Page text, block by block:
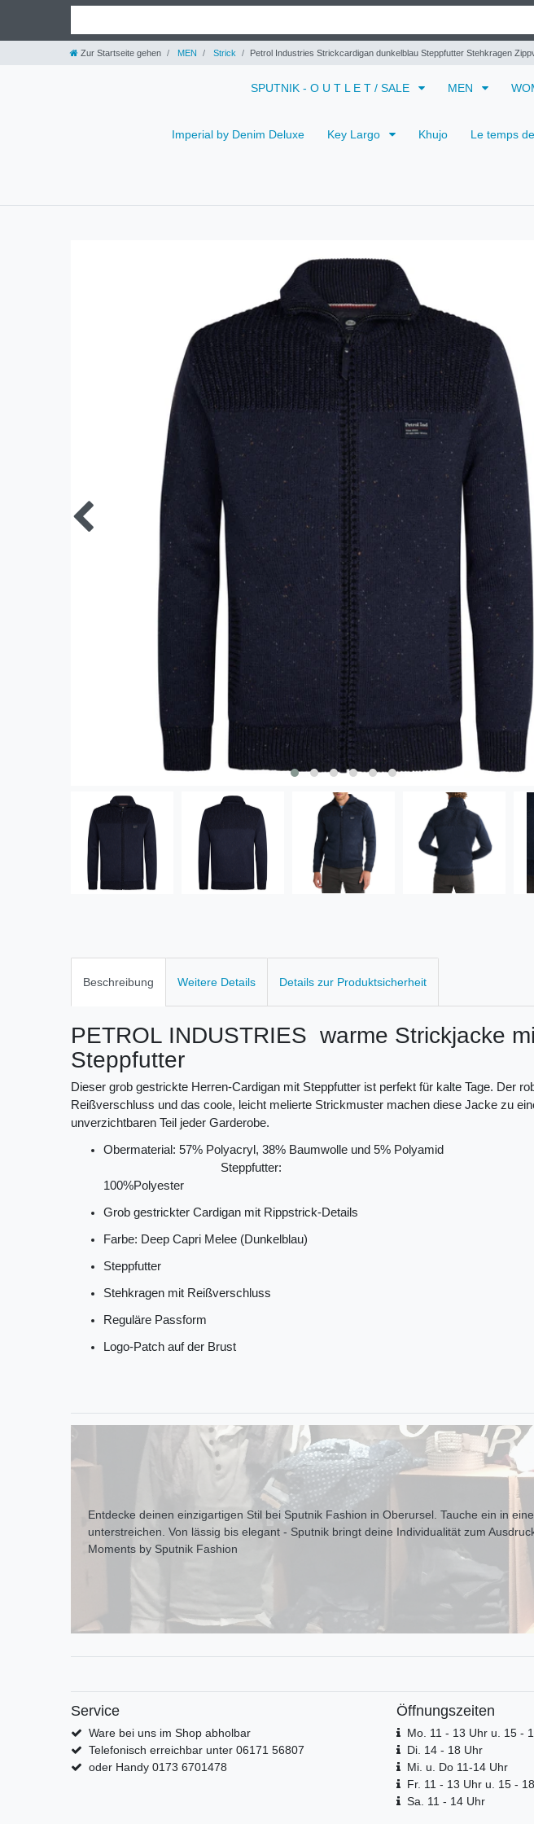
Zur Startseite gehen MEN Strick Petrol Industries Strickcardigan dunkelblau Steppfutter Stehkragen
SPUTNIK - O U T L E T / SALE MEN
Imperial by Denim Deluxe Key Largo Khujo Le temps
Beschreibung Weitere Details Details zur Produktsicherheit
PETROL INDUSTRIES warme Strickjacke
Steppfutter
Dieser grob gestrickte Herren-Cardigan mit Steppfutter ist perfekt für kalte Tage. Der
Reißverschluss und das coole, leicht melierte Strickmuster machen diese Jacke zu
unverzichtbaren Teil jeder Garderobe.
Obermaterial: 57% Polyacryl, 38% Baumwolle und
Steppfutter:
100%Polyester
Grob gestrickter Cardigan mit Rippstrick-Details
Farbe: Deep Capri Melee (Dunkelblau)
Steppfutter
Stehkragen mit Reißverschluss
Reguläre Passform
Logo-Patch auf der Brust
Entdecke deinen einzigartigen Stil bei Sputnik Fashion in Oberursel. Tauche ein in
unterstreichen. Von lässig bis elegant - Sputnik bringt deine Individualität zum Ausdr
Moments by Sputnik Fashion
Service
Ware bei uns im Shop abholbar
Telefonisch erreichbar unter 06171 56807
oder Handy 0173 6701478
Öffnungszeiten
Mo. 11 - 13 Uhr u. 15 -
Di. 14 - 18 Uhr
Mi. u. Do 11-14 Uhr
Fr. 11 - 13 Uhr u. 15 -
Sa. 11 - 14 Uhr